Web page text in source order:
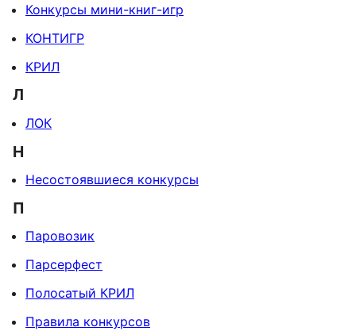
Конкурсы мини-книг-игр
КОНТИГР
КРИЛ
Л
ЛОК
Н
Несостоявшиеся конкурсы
П
Паровозик
Парсерфест
Полосатый КРИЛ
Правила конкурсов